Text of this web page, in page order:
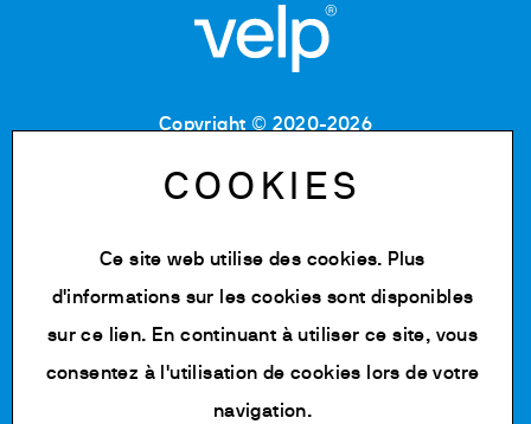
Copyright © 2020-2026
Numéro de TVA : IT 00842180960
MB Registre du commerce et des sociétés :
Numéro REA : MB-1129804
Politique de confidentialité
Cookie Policy
COOKIES
Ce site web utilise des cookies. Plus
d'informations sur les cookies sont disponibles
surce lien. En continuant à utiliser ce site, vous
consentez à l'utilisation de cookies lors de votre
navigation.